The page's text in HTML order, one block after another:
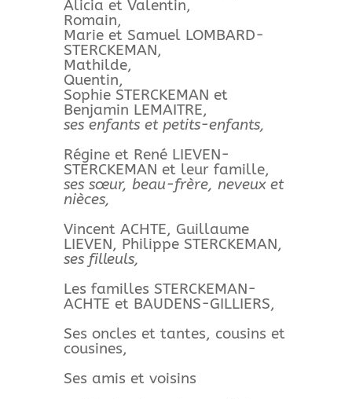
Alicia et Valentin,
Romain,
Marie et Samuel LOMBARD-
STERCKEMAN,
Mathilde,
Quentin,
Sophie STERCKEMAN et
Benjamin LEMAITRE,
ses enfants et petits-enfants,
Régine et René LIEVEN-
STERCKEMAN et leur famille,
ses sœur, beau-frère, neveux et
nièces,
Vincent ACHTE, Guillaume
LIEVEN, Philippe STERCKEMAN,
ses filleuls,
Les familles STERCKEMAN-
ACHTE et BAUDENS-GILLIERS,
Ses oncles et tantes, cousins et
cousines,
Ses amis et voisins